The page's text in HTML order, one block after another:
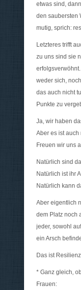
etwas sind,
den saubersten
mutig, sprich:
Letzteres trifft
zu uns sind sie
weder sich,
das auch nicht
Punkte zu
Ja, wir haben
Aber es ist
Freuen wir uns
Natürlich sind
Natürlich ist ihr
Natürlich kann
Aber eigentlich
dem Platz noch
jeder, sowohl
ein Arsch
Das ist
* Ganz gleich,
Frauen: